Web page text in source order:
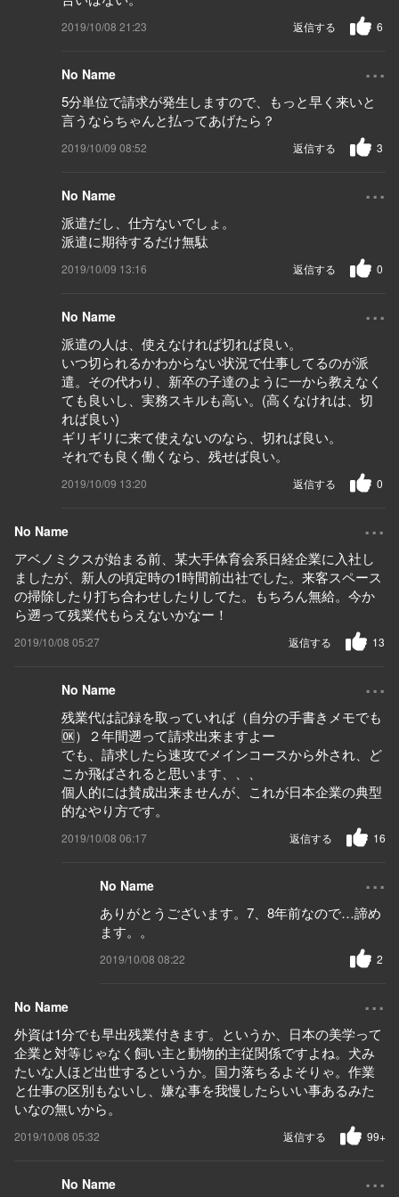
2019/10/08 21:23 6
返信する
No Name ...
5分単位で請求が発生しますので、もっと早く来いと
言うならちゃんと払ってあげたら？
2019/10/09 08:52 3
返信する
No Name ...
派遣だし、仕方ないでしょ。
派遣に期待するだけ無駄
2019/10/09 13:16 0
返信する
No Name ...
派遣の人は、使えなければ切れば良い。
いつ切られるかわからない状況で仕事してるのが派
遣。その代わり、新卒の子達のように一から教えなく
ても良いし、実務スキルも高い。(高くなけれは、切
れば良い)
ギリギリに来て使えないのなら、切れば良い。
それでも良く働くなら、残せば良い。
2019/10/09 13:20 0
返信する
No Name ...
アベノミクスが始まる前、某大手体育会系日経企業に入社し
ましたが、新人の頃定時の1時間前出社でした。来客スペース
の掃除したり打ち合わせしたりしてた。もちろん無給。今か
ら遡って残業代もらえないかなー！
2019/10/08 05:27 13
返信する
No Name ...
残業代は記録を取っていれば（自分の手書きメモでも
🆗）２年間遡って請求出来ますよー
でも、請求したら速攻でメインコースから外され、ど
こか飛ばされると思います、、、
個人的には賛成出来ませんが、これが日本企業の典型
的なやり方です。
2019/10/08 06:17 16
返信する
No Name ...
ありがとうございます。7、8年前なので…諦め
ます。。
2019/10/08 08:22 2
No Name ...
外資は1分でも早出残業付きます。というか、日本の美学って
企業と対等じゃなく飼い主と動物的主従関係ですよね。犬み
たいな人ほど出世するというか。国力落ちるよそりゃ。作業
と仕事の区別もないし、嫌な事を我慢したらいい事あるみた
いなの無いから。
2019/10/08 05:32 99+
返信する
No Name ...